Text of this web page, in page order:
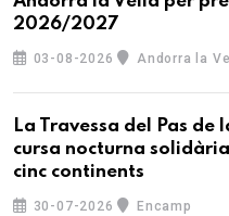
2026/2027
03-08-2026 Andorra la
La Travessa del Pas de
cursa nocturna
cinc continents
30-07-2026 Encamp